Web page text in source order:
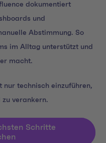
dokumentiert
und
Abstimmung. So
im Alltag unterstützt und
macht.
technisch einzuführen,
verankern.
Schritte